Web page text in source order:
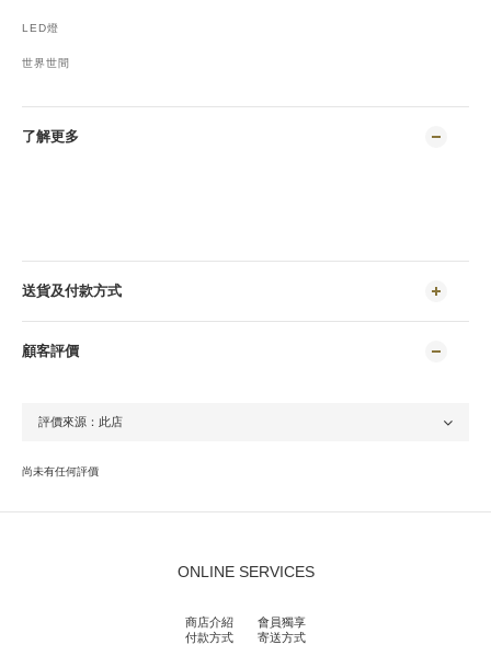
LED燈
世界世間
了解更多
送貨及付款方式
顧客評價
尚未有任何評價
ONLINE SERVICES
商店介紹
會員獨享
付款方式
寄送方式